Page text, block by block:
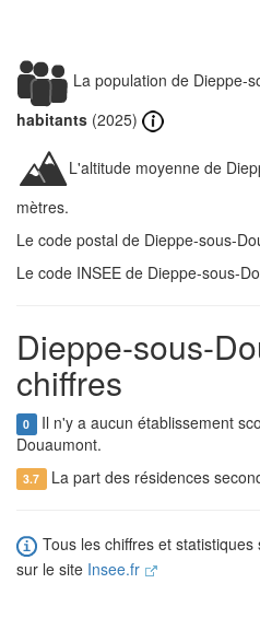
La population de Dieppe-
habitants (2025)
L'altitude moyenne de
mètres.
Le code postal de Dieppe-sous-
Le code INSEE de Dieppe-sous-
Dieppe-sous-
chiffres
0 Il n'y a aucun établissement
Douaumont.
3.7 La part des résidences
Tous les chiffres et
sur le site Insee.fr